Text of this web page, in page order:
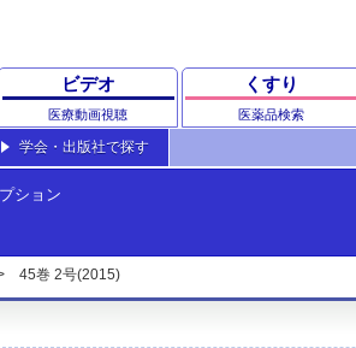
ビデオ
医療動画視聴
くすり
医薬品検索
学会・出版社で探す
ション
45巻 2号(2015)